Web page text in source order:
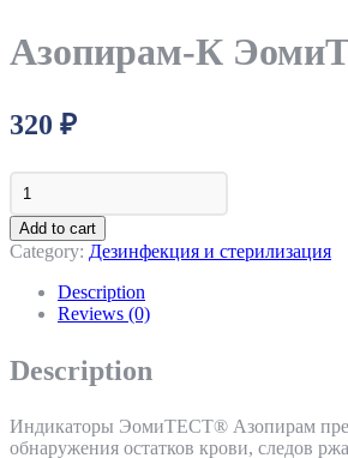
Азопирам-К
320 ₽
Азопирам-
ЭомиТЕСТ
quantity
Add to cart
Category: Дезинфекция и стерилизация
Description
Reviews (0)
Description
Индикаторы ЭомиТЕСТ® Азопирам
обнаружения остатков крови, следов